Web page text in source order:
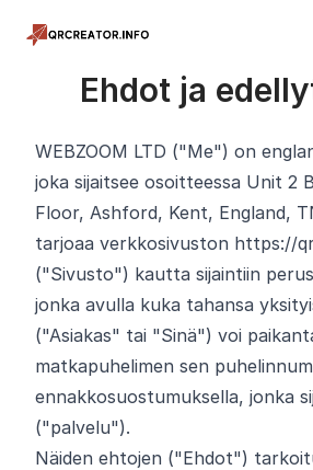
Ehdot ja
WEBZOOM LTD ("Me") on
joka sijaitsee osoitteessa Unit 2
Floor, Ashford, Kent, England,
tarjoaa verkkosivuston https://
("Sivusto") kautta sijaintiin
jonka avulla kuka tahansa
("Asiakas" tai "Sinä") voi
matkapuhelimen sen
ennakkosuostumuksella, jonka
("palvelu").
Näiden ehtojen ("Ehdot")